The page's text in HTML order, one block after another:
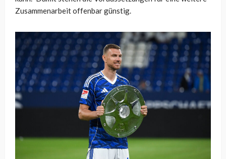
Zusammenarbeit offenbar günstig.